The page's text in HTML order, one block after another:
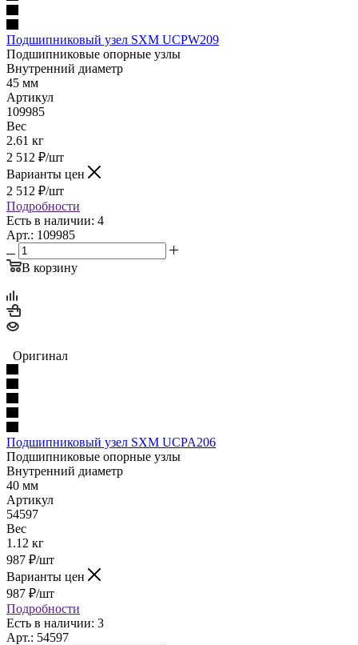
Подшипниковый узел SXM UCPW209
Подшипниковые опорные узлы
Внутренний диаметр
45 мм
Артикул
109985
Вес
2.61 кг
2 512 ₽/шт
Варианты цен
2 512 ₽/шт
Подробности
Есть в наличии: 4
Арт.: 109985
В корзину
Оригинал
Подшипниковый узел SXM UCPA206
Подшипниковые опорные узлы
Внутренний диаметр
40 мм
Артикул
54597
Вес
1.12 кг
987 ₽/шт
Варианты цен
987 ₽/шт
Подробности
Есть в наличии: 3
Арт.: 54597